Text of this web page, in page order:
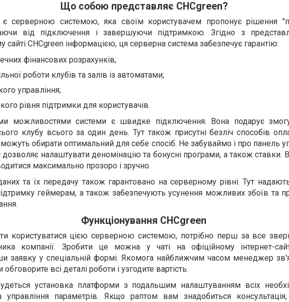
Що собою представляє CHCgreen?
є серверною системою, яка своїм користувачем пропонує рішення
від підключення і завершуючи підтримкою. Згідно з
сайті CHCgreen інформацією, ця серверна система забезпечує гарантію:
фінансових розрахунків;
роботи клубів та залів із автоматами;
управління;
рівня підтримки для користувачів.
можливостями системи є швидке підключення. Вона подарує
клубу всього за один день. Тут також присутні безліч способів
обирати оптимальний для себе спосіб. Не забуваймо і про панель
дозволяє налаштувати деномінацію та бонусні програми, а також ставки.
максимально прозоро і зручно.
та їх передачу також гарантовано на серверному рівні. Тут
геймерам, а також забезпечують усунення можливих збоїв та
Функціонування CHCgreen
користуватися цією серверною системою, потрібно перш за все
компанії. Зробити це можна у чаті на офіційному інтернет-
заявку у спеціальній формі. Якомога найближчим часом менеджер
всі деталі роботи і узгодите вартість.
установка платформи з подальшим налаштуванням всіх
управління параметрів. Якщо раптом вам знадобиться